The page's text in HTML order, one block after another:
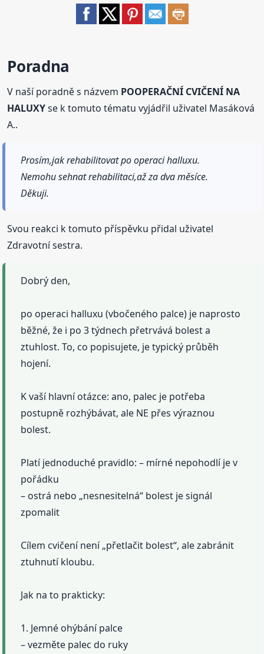
Poradna
V naší poradně s názvem POOPERAČNÍ CVIČENÍ NA
HALUXYse k tomuto tématu vyjádřil uživatel Masáková
A..
Prosím,jak rehabilitovat po operaci halluxu.
Nemohu sehnat rehabilitaci,až za dva měsíce.
Děkuji.
Svou reakci k tomuto příspěvku přidal uživatel
Zdravotní sestra.
Dobrý den,
po operaci halluxu (vbočeného palce) je naprosto
běžné, že i po 3 týdnech přetrvává bolest a
ztuhlost. To, co popisujete, je typický průběh
hojení.
K vaší hlavní otázce: ano, palec je potřeba
postupně rozhýbávat, ale NE přes výraznou
bolest.
Platí jednoduché pravidlo: – mírné nepohodlí je v
pořádku
– ostrá nebo „nesnesitelná“ bolest je signál
zpomalit
Cílem cvičení není „přetlačit bolest“, ale zabránit
ztuhnutí kloubu.
Jak na to prakticky:
1. Jemné ohýbání palce
– vezměte palec do ruky